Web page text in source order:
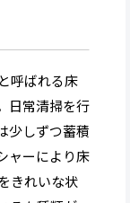
呼ばれる床
日常清掃を行
少しずつ蓄積
ャーにより床
きれいな状